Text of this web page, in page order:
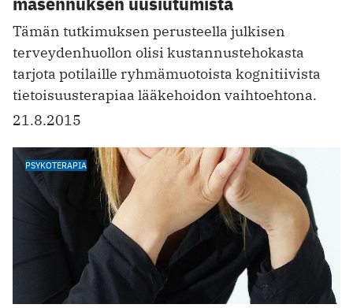
Tämän tutkimuksen perusteella julkisen
terveydenhuollon olisi kustannustehokasta
tarjota potilaille ryhmämuotoista kognitiivista
tietoisuusterapiaa lääkehoidon vaihtoehtona.
21.8.2015
PSYKOTERAPIA